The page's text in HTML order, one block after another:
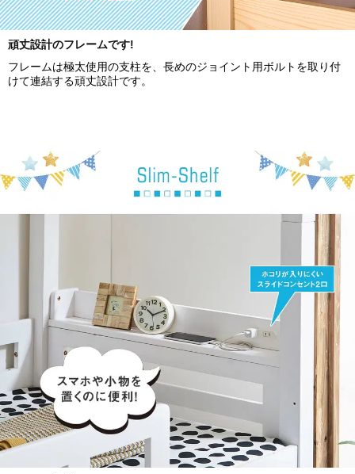
頑丈設計のフレームです!
フレームは極太使用の支柱を、長めのジョイント用ボルトを取り付
けて連結する頑丈設計です。